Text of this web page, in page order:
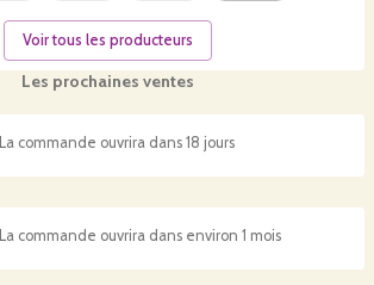
Les prochaines ventes
La commande ouvrira dans 18 jours
La commande ouvrira dans environ 1 mois
Voir tous les producteurs